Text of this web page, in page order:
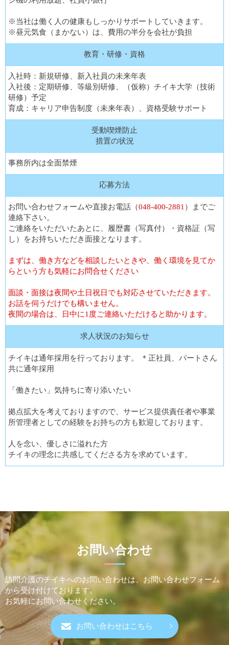
※当社は働く人の健康もしっかりサポートしていきます。
※昼元気食（まかない）は、費用の半分を会社が負担
教育・研修・資格
入社時：新規研修、新入社員の未来年表
入社後：定期研修、等級別研修、（仮称）チイキ大学（技術
研修）予定
育成：キャリア申告制度（未来年表）、資格受験サポート
受動喫煙防止
措置の状況
事務所内は全面禁煙
応募方法
お問い合わせフォームや直接お電話（048-400-2881）までご
連絡下さい。
ご連絡をいただいたあとに、履歴書（写真付）・資格証（写
し）をお持ちいただき面接となります。
まずは、働き方などを相談したいときや、働く環境を見てか
らという方も気軽にお問合せください
面談・面接は夜間や土日祝日でも対応させていただきます。
お話を伺うだけでも構いません。
夜間の場合は、日中に1度ご連絡いただけると助かります。
求人状況のお知らせ
チイキは通年採用を行っております。 ＊正社員、パートさん
共に通年採用
「働きたい」気持ちに寄り添いたい
拠点拡大を考えておりますので、サービス提供責任者や事業
所管理者としての経験をお持ちの方も歓迎しております。
人を念い、優しさに溢れた方
チイキの理念に共感してくださる方を求めています。
お問い合わせ
訪問介護のチイキへのお問い合わせは、 お問い合わせフォーム
から受け付けております。
お気軽にお問い合わせください。
お問い合わせはこちら